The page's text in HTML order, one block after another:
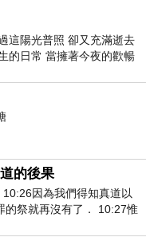
這陽光普照 卻又充滿逝去
的日常 當擁著今夜的歡暢
晨 太陽
的後果
因為我們得知真道以
的祭就再沒有了． 10:27惟
眾敵人的烈火